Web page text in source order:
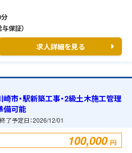
保証）
求人詳細を見る
市・駅新築工事・2級土木施工管理
備可能
了予定日：2026/12/01
100,000 円